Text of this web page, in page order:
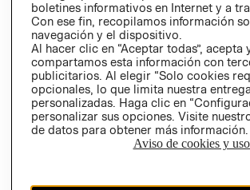
Colombia ($)
CAMBIAR REGIÓN
boletines informativos en Internet y a
Con ese fin, recopilamos información
navegación y el dispositivo.
Al hacer clic en “Aceptar todas”, acepta
compartamos esta información con
publicitarios. Al elegir “Solo cookies
opcionales, lo que limita nuestra
personalizadas. Haga clic en
personalizar sus opciones. Visite
de datos para obtener más información.
Aviso de cookies y